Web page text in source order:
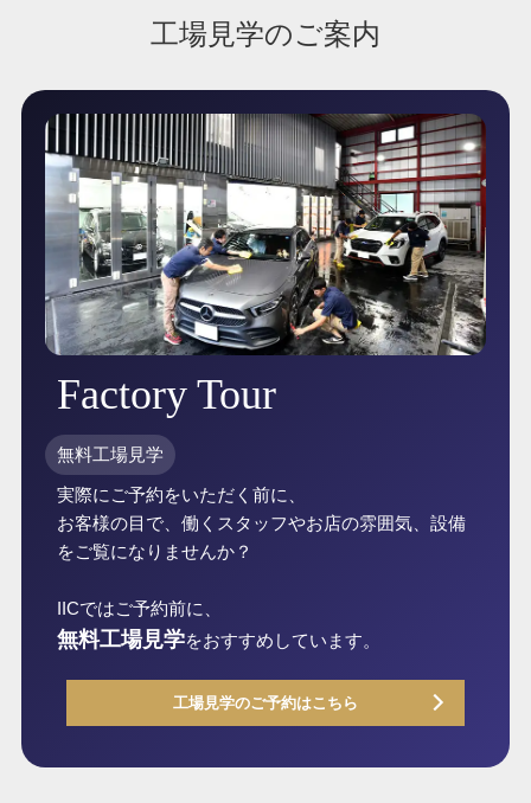
工場見学のご案内
Factory Tour
無料工場見学
実際にご予約をいただく前に、
お客様の目で、働くスタッフやお店の雰囲気、設備
をご覧になりませんか？
IICではご予約前に、
無料工場見学をおすすめしています。
工場見学のご予約はこちら